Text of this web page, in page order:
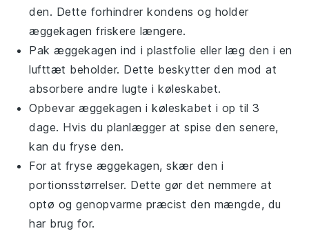
den. Dette forhindrer kondens og holder
æggekagen friskere længere.
Pak æggekagen ind i plastfolie eller læg den i en
lufttæt beholder. Dette beskytter den mod at
absorbere andre lugte i køleskabet.
Opbevar æggekagen i køleskabet i op til 3
dage. Hvis du planlægger at spise den senere,
kan du fryse den.
For at fryse æggekagen, skær den i
portionsstørrelser. Dette gør det nemmere at
optø og genopvarme præcist den mængde, du
har brug for.